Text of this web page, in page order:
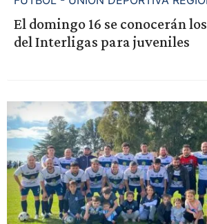
El domingo 16 se conocerán
del Interligas para juveniles